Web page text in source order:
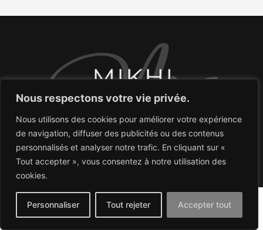
Nous respectons votre vie privée.
Nous utilisons des cookies pour améliorer votre expérience
de navigation, diffuser des publicités ou des contenus
personnalisés et analyser notre trafic. En cliquant sur «
Tout accepter », vous consentez à notre utilisation des
cookies.
Personnaliser Tout rejeter Accepter tout
COPYRIGHT 2026 © MIKHI.PHOTOGRAPHIE.
ALL RIGHTS RESERVED.
Politique de confidentialité